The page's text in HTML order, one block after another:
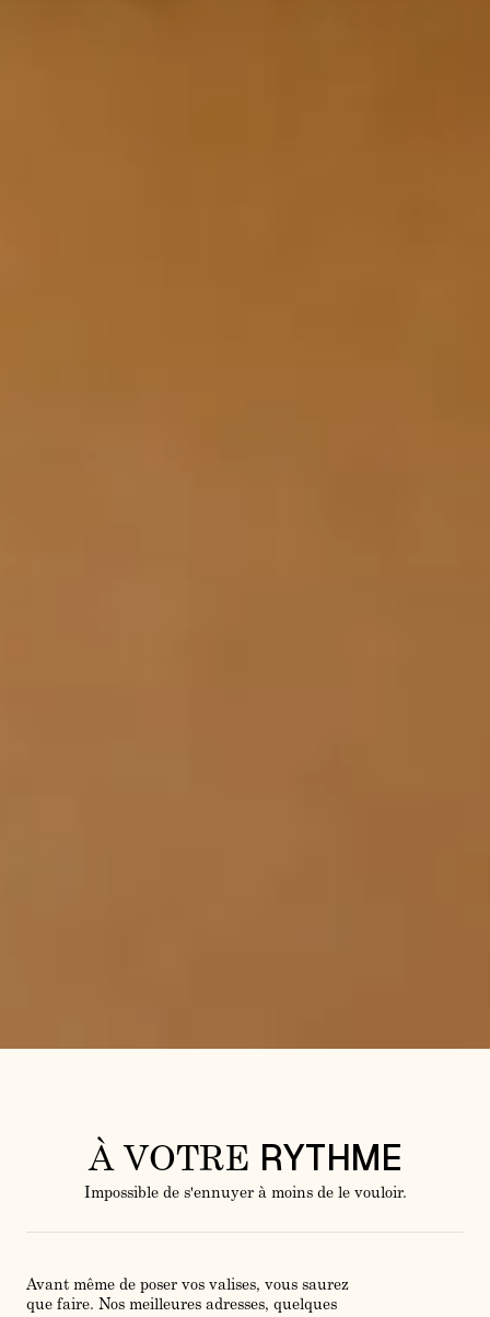
À VOTRE RYTHME
Impossible de s'ennuyer à moins de le vouloir.
Avant même de poser vos valises, vous saurez
que faire. Nos meilleures adresses, quelques